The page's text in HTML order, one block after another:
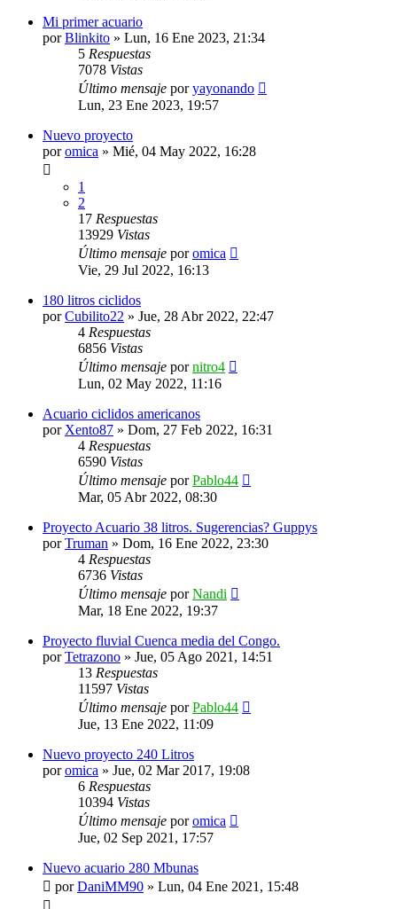
Mi primer acuario
porBlinkito » Lun, 16 Ene 2023, 21:34
5 Respuestas
7078 Vistas
Último mensaje poryayonando
Lun, 23 Ene 2023, 19:57
Nuevo proyecto
poromica » Mié, 04 May 2022, 16:28
1
2
17 Respuestas
13929 Vistas
Último mensaje poromica
Vie, 29 Jul 2022, 16:13
180 litros ciclidos
porCubilito22 » Jue, 28 Abr 2022, 22:47
4 Respuestas
6856 Vistas
Último mensaje pornitro4
Lun, 02 May 2022, 11:16
Acuario ciclidos americanos
por Xento87 » Dom, 27 Feb 2022, 16:31
4 Respuestas
6590 Vistas
Último mensaje porPablo44
Mar, 05 Abr 2022, 08:30
Proyecto Acuario 38 litros. Sugerencias? Guppys
porTruman » Dom, 16 Ene 2022, 23:30
4 Respuestas
6736 Vistas
Último mensaje porNandi
Mar, 18 Ene 2022, 19:37
Proyecto fluvial Cuenca media del Congo.
porTetrazono » Jue, 05 Ago 2021, 14:51
13 Respuestas
11597 Vistas
Último mensaje porPablo44
Jue, 13 Ene 2022, 11:09
Nuevo proyecto 240 Litros
poromica » Jue, 02 Mar 2017, 19:08
6 Respuestas
10394 Vistas
Último mensaje poromica
Jue, 02 Sep 2021, 17:57
Nuevo acuario 280 Mbunas
porDaniMM90 » Lun, 04 Ene 2021, 15:48